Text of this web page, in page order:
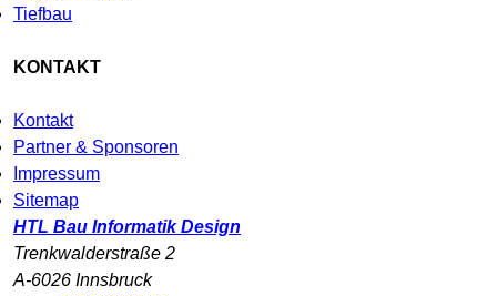
Tiefbau
KONTAKT
Kontakt
Partner & Sponsoren
Impressum
Sitemap
HTL Bau Informatik Design
Trenkwalderstraße 2
A-6026 Innsbruck